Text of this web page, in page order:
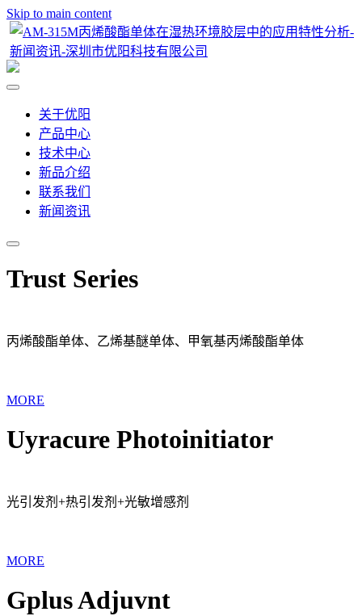
Skip to main content
关于优阳
产品中心
技术中心
新品介绍
联系我们
新闻资讯
Trust Series
丙烯酸酯单体、乙烯基醚单体、甲氧基丙烯酸酯单体
MORE
Uyracure Photoinitiator
光引发剂+热引发剂+光敏增感剂
MORE
Gplus Adjuvnt